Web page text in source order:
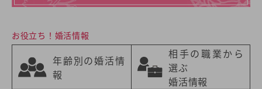
お役立ち！婚活情報
年齢別の婚活情
報
相手の職業から
選ぶ
婚活情報